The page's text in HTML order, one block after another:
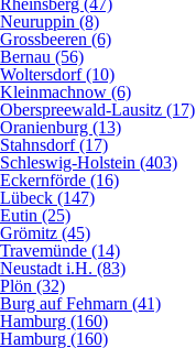
Rheinsberg (47)
Neuruppin (8)
Grossbeeren (6)
Bernau (56)
Woltersdorf (10)
Kleinmachnow (6)
Oberspreewald-Lausitz (17)
Oranienburg (13)
Stahnsdorf (17)
Schleswig-Holstein (403)
Eckernförde (16)
Lübeck (147)
Eutin (25)
Grömitz (45)
Travemünde (14)
Neustadt i.H. (83)
Plön (32)
Burg auf Fehmarn (41)
Hamburg (160)
Hamburg (160)